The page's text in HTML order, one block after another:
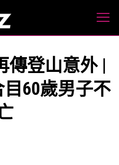
傳登山意外 |
60歲男子不